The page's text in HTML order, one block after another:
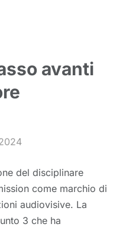
avanti
del disciplinare
come marchio di
audiovisive. La
3 che ha